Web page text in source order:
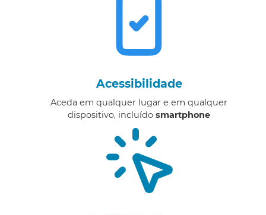
Acessibilidade
Aceda em qualquer lugar e em qualquer
dispositivo, incluído smartphone